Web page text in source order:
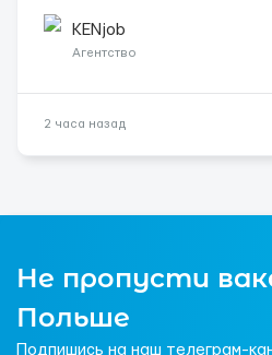
одного до трех месяцев. Мед.
KENjob
Агентство
2 часа назад
Не пропусти
Польше
Подпишись на наш телеграм-